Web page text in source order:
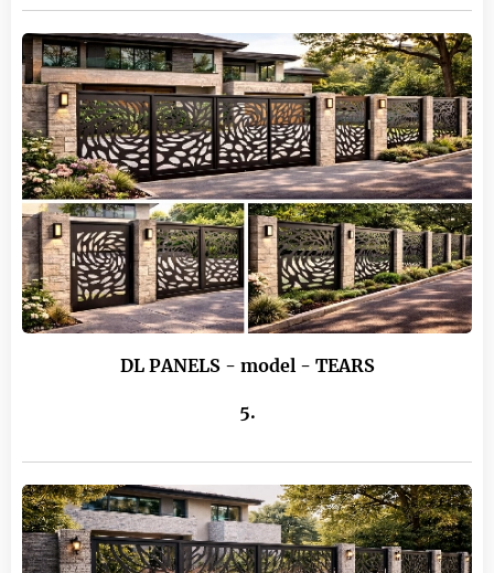
DL PANELS - model - TEARS
5.